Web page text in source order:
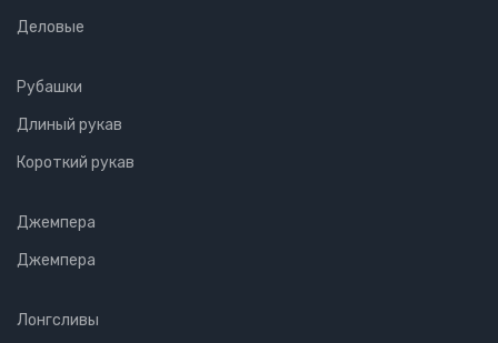
Деловые
Рубашки
Длиный рукав
Короткий рукав
Джемпера
Джемпера
Лонгсливы